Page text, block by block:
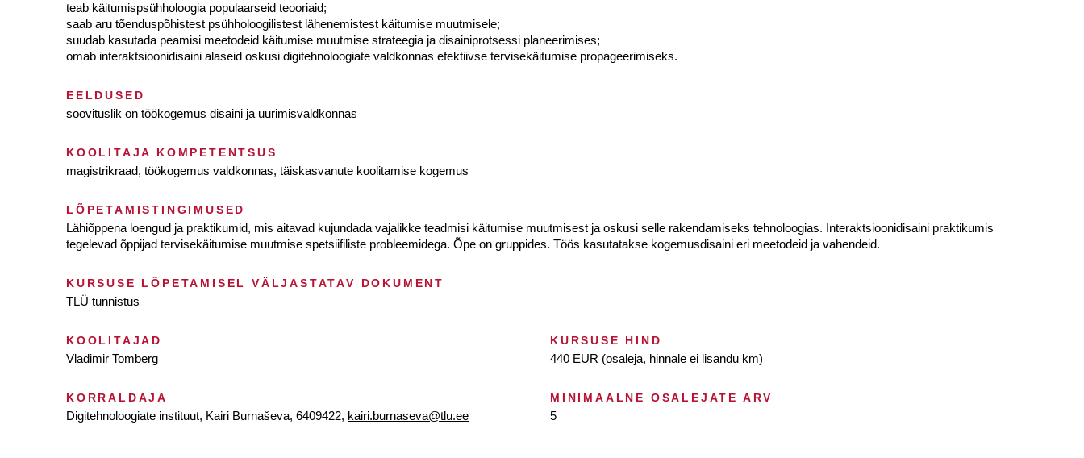
teab käitumispsühholoogia populaarseid teooriaid;
saab aru tõenduspõhistest psühholoogilistest lähenemistest käitumise muutmisele;
suudab kasutada peamisi meetodeid käitumise muutmise strateegia ja disainiprotsessi planeerimises;
omab interaktsioonidisaini alaseid oskusi digitehnoloogiate valdkonnas efektiivse tervisekäitumise propageerimiseks.
EELDUSED
soovituslik on töökogemus disaini ja uurimisvaldkonnas
KOOLITAJA KOMPETENTSUS
magistrikraad, töökogemus valdkonnas, täiskasvanute koolitamise kogemus
LÕPETAMISTINGIMUSED
Lähiõppena loengud ja praktikumid, mis aitavad kujundada vajalikke teadmisi käitumise muutmisest ja oskusi selle rakendamiseks tehnoloogias. Interaktsioonidisaini praktikumis
tegelevad õppijad tervisekäitumise muutmise spetsiifiliste probleemidega. Õpe on gruppides. Töös kasutatakse kogemusdisaini eri meetodeid ja vahendeid.
KURSUSE LÕPETAMISEL VÄLJASTATAV DOKUMENT
TLÜ tunnistus
KOOLITAJAD
Vladimir Tomberg
KURSUSE HIND
440 EUR (osaleja, hinnale ei lisandu km)
KORRALDAJA
Digitehnoloogiate instituut, Kairi Burnaševa, 6409422, kairi.burnaseva@tlu.ee
MINIMAALNE OSALEJATE ARV
5